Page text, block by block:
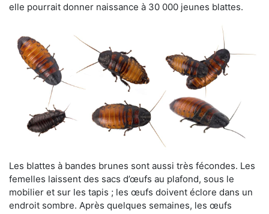
elle pourrait donner naissance à 30 000 jeunes blattes.
Les blattes à bandes brunes sont aussi très fécondes. Les
femelles laissent des sacs d’œufs au plafond, sous le
mobilier et sur les tapis ; les œufs doivent éclore dans un
endroit sombre. Après quelques semaines, les œufs